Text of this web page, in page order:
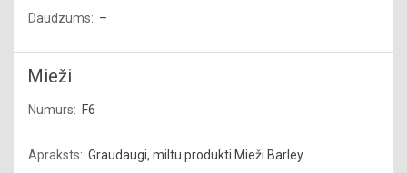
–
Mieži
F6
Graudaugi, miltu produkti Mieži Barley